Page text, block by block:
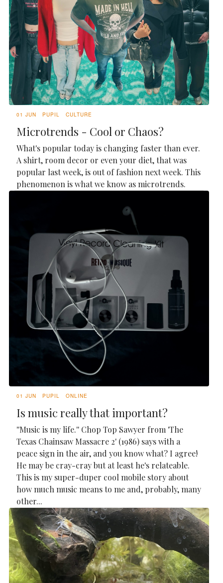
01 JUN PUPIL CULTURE
Microtrends - Cool or Chaos?
What's popular today is changing faster than ever.
A shirt, room decor or even your diet, that was
popular last week, is out of fashion next week. This
phenomenon is what we know as microtrends.
01 JUN PUPIL ONLINE
Is music really that important?
''Music is my life.'' Chop Top Sawyer from 'The
Texas Chainsaw Massacre 2' (1986) says with a
peace sign in the air, and you know what? I agree!
He may be cray-cray but at least he's relateable.
This is my super-duper cool mobile story about
how much music means to me and, probably, many
other...